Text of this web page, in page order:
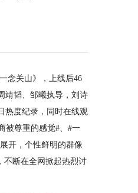
念关山》，上线后46
靖韬、邹曦执导，刘诗
热度纪录，同时在线观
被尊重的感觉#、#一
开，个性鲜明的群像
不断在全网掀起热烈讨